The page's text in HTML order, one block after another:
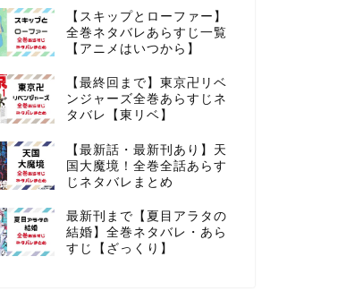
【スキップとローファー】
全巻ネタバレあらすじ一覧
【アニメはいつから】
【最終回まで】東京卍リベ
ンジャーズ全巻あらすじネ
タバレ【東リベ】
【最新話・最新刊あり】天
国大魔境！全巻全話あらす
じネタバレまとめ
最新刊まで【夏目アラタの
結婚】全巻ネタバレ・あら
すじ【ざっくり】